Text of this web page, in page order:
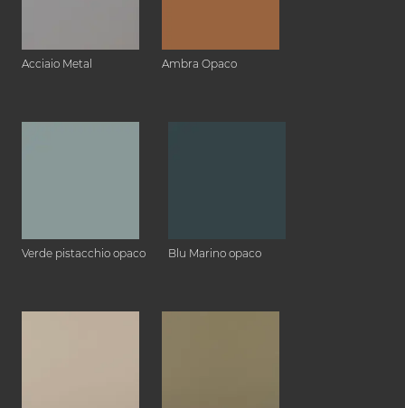
Acciaio Metal Ambra Opaco
Verde pistacchio opaco Blu Marino opaco